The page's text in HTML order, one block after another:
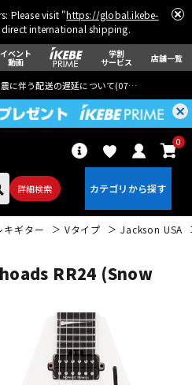
Please visit "https://global.ikebe-
international shipping.
イベント
動画
学割
サービス 店舗一覧
に伴う配送の遅延について(07月29日
詳細検索
0
アコギ/エレアコ
ウクレレ
キギター Vタイプ Jackson USA
RR24 (Snow